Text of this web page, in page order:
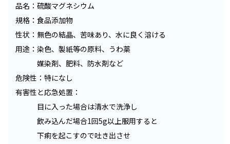
品名：硫酸マグネシウム
規格：食品添加物
性状：無色の結晶、苦味あり、水に良く溶ける
用途：染色、製紙等の原料、うわ薬
媒染剤、肥料、防水剤など
危険性：特になし
有害性と応急処置：
目に入った場合は清水で洗浄し
飲み込んだ場合1回5g以上服用すると
下痢を起こすので吐き出させ